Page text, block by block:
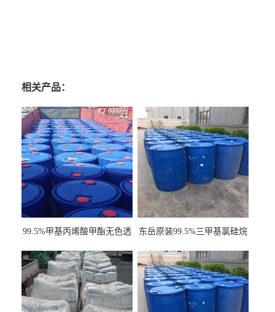
相关产品：
99.5%甲基丙烯酸甲酯无色透
东岳原装99.5%三甲基氯硅烷